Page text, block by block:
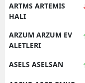
ARTMS ARTEMIS
HALI
ARZUM ARZUM EV
ALETLERI
ASELS ASELSAN